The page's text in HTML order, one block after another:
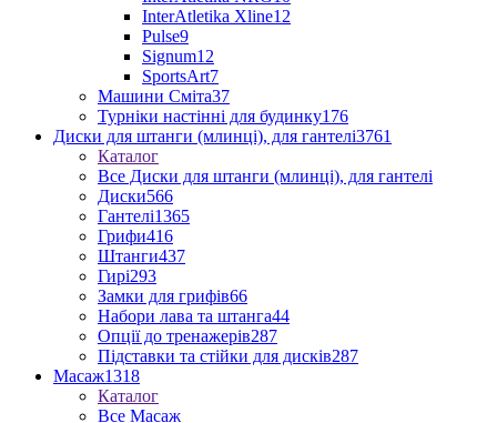
InterAtletika Xline12
Pulse9
Signum12
SportsArt7
Машини Сміта37
Турніки настінні для будинку176
Диски для штанги (млинці), для гантелі3761
Каталог
Все Диски для штанги (млинці), для гантелі
Диски566
Гантелі1365
Грифи416
Штанги437
Гирі293
Замки для грифів66
Набори лава та штанга44
Опції до тренажерів287
Підставки та стійки для дисків287
Масаж1318
Каталог
Все Масаж